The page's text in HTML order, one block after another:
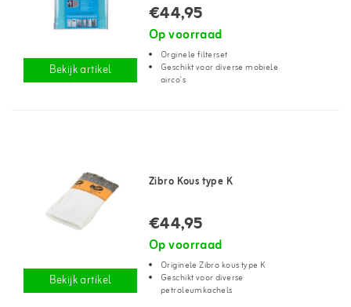
Bekijk artikel
€44,95
Op voorraad
Orginele filterset
Geschikt voor diverse mobiele
airco's
Bekijk artikel
Zibro Kous type K
€44,95
Op voorraad
Originele Zibro kous type K
Geschikt voor diverse
petroleumkachels